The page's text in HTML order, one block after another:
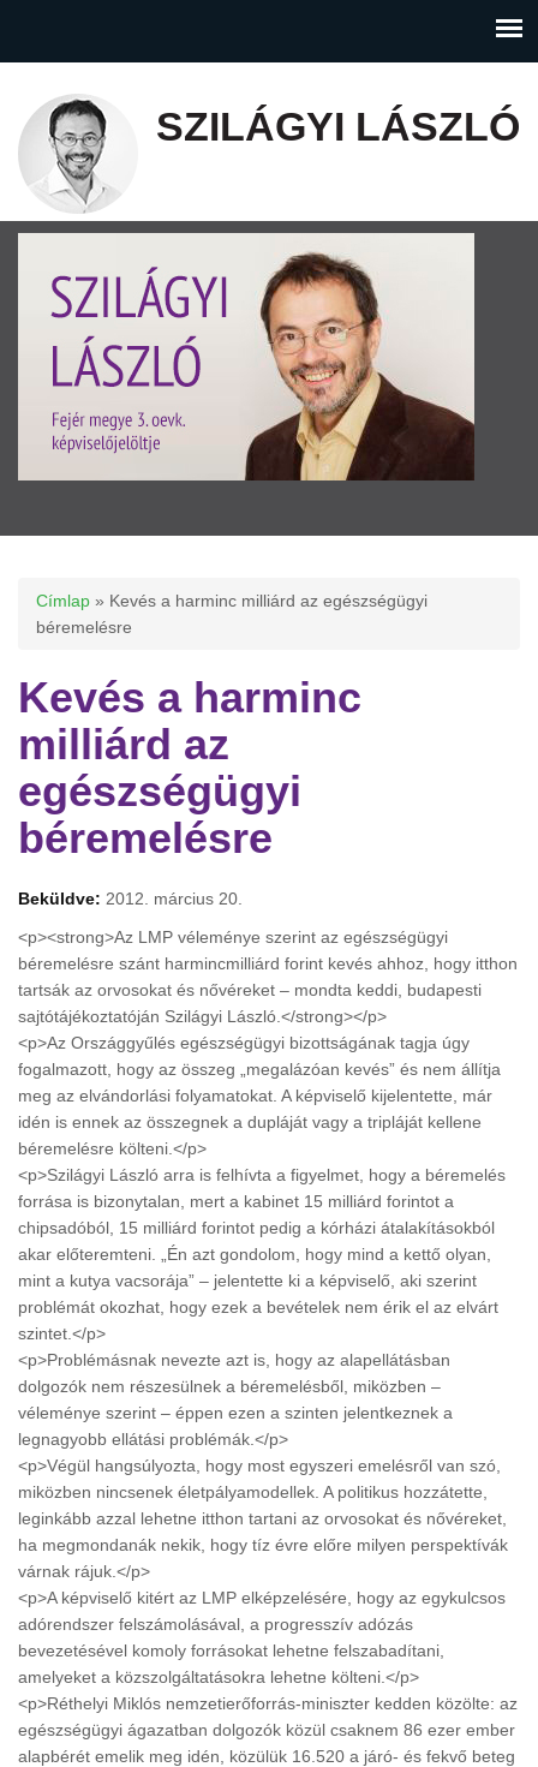
SZILÁGYI LÁSZLÓ
Jelenlegi hely
Címlap » Kevés a harminc milliárd az egészségügyi
béremelésre
Kevés a harminc
milliárd az
egészségügyi
béremelésre
Beküldve: 2012. március 20.
<p><strong>Az LMP véleménye szerint az egészségügyi
béremelésre szánt harmincmilliárd forint kevés ahhoz, hogy itthon
tartsák az orvosokat és nővéreket – mondta keddi, budapesti
sajtótájékoztatóján Szilágyi László.</strong></p>
<p>Az Országgyűlés egészségügyi bizottságának tagja úgy
fogalmazott, hogy az összeg „megalázóan kevés” és nem állítja
meg az elvándorlási folyamatokat. A képviselő kijelentette, már
idén is ennek az összegnek a dupláját vagy a tripláját kellene
béremelésre költeni.</p>
<p>Szilágyi László arra is felhívta a figyelmet, hogy a béremelés
forrása is bizonytalan, mert a kabinet 15 milliárd forintot a
chipsadóból, 15 milliárd forintot pedig a kórházi átalakításokból
akar előteremteni. „Én azt gondolom, hogy mind a kettő olyan,
mint a kutya vacsorája” – jelentette ki a képviselő, aki szerint
problémát okozhat, hogy ezek a bevételek nem érik el az elvárt
szintet.</p>
<p>Problémásnak nevezte azt is, hogy az alapellátásban
dolgozók nem részesülnek a béremelésből, miközben –
véleménye szerint – éppen ezen a szinten jelentkeznek a
legnagyobb ellátási problémák.</p>
<p>Végül hangsúlyozta, hogy most egyszeri emelésről van szó,
miközben nincsenek életpályamodellek. A politikus hozzátette,
leginkább azzal lehetne itthon tartani az orvosokat és nővéreket,
ha megmondanák nekik, hogy tíz évre előre milyen perspektívák
várnak rájuk.</p>
<p>A képviselő kitért az LMP elképzelésére, hogy az egykulcsos
adórendszer felszámolásával, a progresszív adózás
bevezetésével komoly forrásokat lehetne felszabadítani,
amelyeket a közszolgáltatásokra lehetne költeni.</p>
<p>Réthelyi Miklós nemzetierőforrás-miniszter kedden közölte: az
egészségügyi ágazatban dolgozók közül csaknem 86 ezer ember
alapbérét emelik meg idén, közülük 16.520 a járó- és fekvő beteg